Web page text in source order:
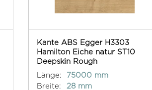
Kante ABS Egger H3303
Hamilton Eiche natur ST10
Deepskin Rough
Länge:
75000 mm
Breite:
28 mm